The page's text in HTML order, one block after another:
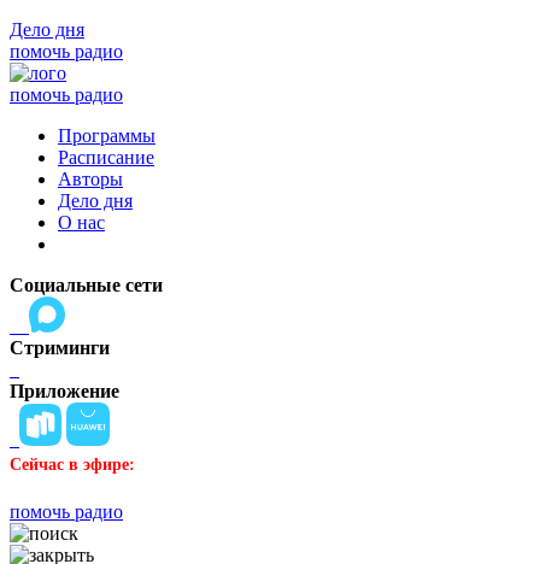
Дело дня
помочь радио
помочь радио
Программы
Расписание
Авторы
Дело дня
О нас
Социальные сети
Стриминги
Приложение
Сейчас в эфире:
помочь радио